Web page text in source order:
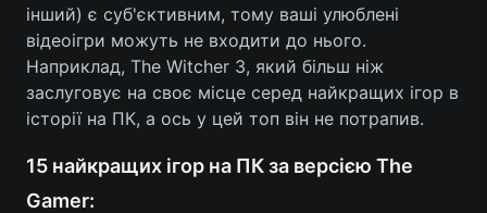
інший) є суб'єктивним, тому ваші улюблені
відеоігри можуть не входити до нього.
Наприклад, The Witcher 3, який більш ніж
заслуговує на своє місце серед найкращих ігор в
історії на ПК, а ось у цей топ він не потрапив.
15 найкращих ігор на ПК за версією The
Gamer: